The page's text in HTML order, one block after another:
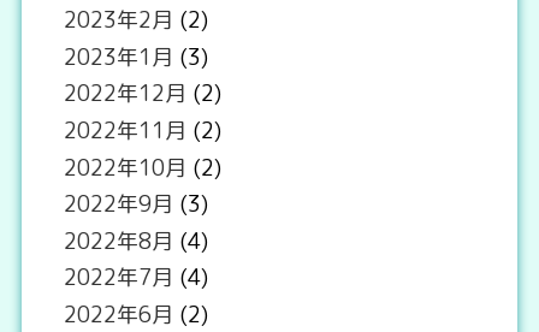
2023年2月 (2)
2023年1月 (3)
2022年12月 (2)
2022年11月 (2)
2022年10月 (2)
2022年9月 (3)
2022年8月 (4)
2022年7月 (4)
2022年6月 (2)